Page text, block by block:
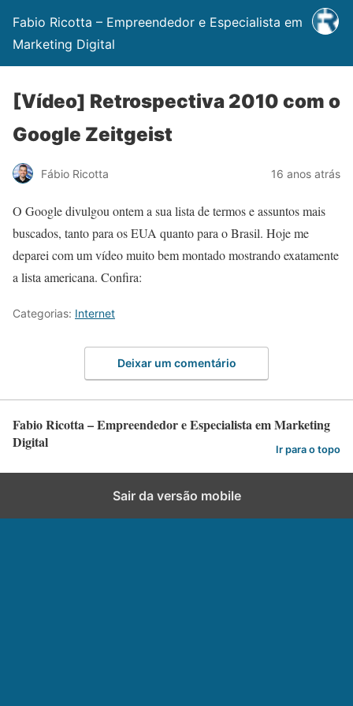
Fabio Ricotta – Empreendedor e Especialista em
Marketing Digital
[Vídeo] Retrospectiva 2010 com o
Google Zeitgeist
Fábio Ricotta 16 anos atrás
O Google divulgou ontem a sua lista de termos e assuntos mais
buscados, tanto para os EUA quanto para o Brasil. Hoje me
deparei com um vídeo muito bem montado mostrando exatamente
a lista americana. Confira:
Categorias: Internet
Deixar um comentário
Fabio Ricotta – Empreendedor e Especialista em Marketing
Digital
Ir para o topo
Sair da versão mobile